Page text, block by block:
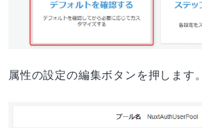
属性の設定の編集ボタンを押します。